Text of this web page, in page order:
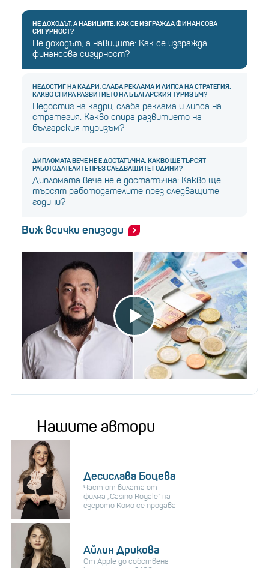
НЕ ДОХОДЪТ, А НАВИЦИТЕ: КАК СЕ ИЗГРАЖДА ФИНАНСОВА
СИГУРНОСТ?
Не доходът, а навиците: Как се изгражда
финансова сигурност?
НЕДОСТИГ НА КАДРИ, СЛАБА РЕКЛАМА И ЛИПСА НА СТРАТЕГИЯ:
КАКВО СПИРА РАЗВИТИЕТО НА БЪЛГАРСКИЯ ТУРИЗЪМ?
Недостиг на кадри, слаба реклама и липса на
стратегия: Какво спира развитието на
българския туризъм?
ДИПЛОМАТА ВЕЧЕ НЕ Е ДОСТАТЪЧНА: КАКВО ЩЕ ТЪРСЯТ
РАБОТОДАТЕЛИТЕ ПРЕЗ СЛЕДВАЩИТЕ ГОДИНИ?
Дипломата вече не е достатъчна: Какво ще
търсят работодателите през следващите
години?
Виж всички епизоди
Нашите автори
Десислава Боцева
Част от вилата от
филма „Casino Royale“ на
езерото Комо се продава
Айлин Дрикова
От Apple до собствена